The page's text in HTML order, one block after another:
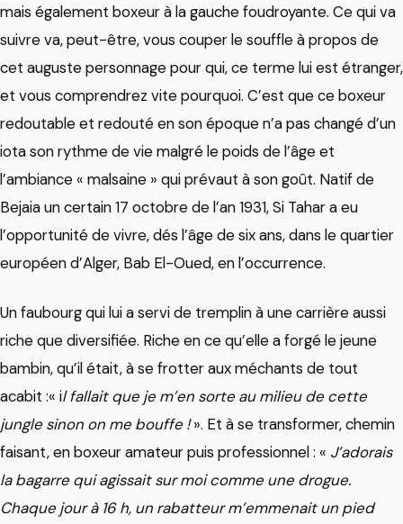
mais également boxeur à la gauche foudroyante. Ce qui va
suivre va, peut-être, vous couper le souffle à propos de
cet auguste personnage pour qui, ce terme lui est étranger,
et vous comprendrez vite pourquoi. C’est que ce boxeur
redoutable et redouté en son époque n’a pas changé d’un
iota son rythme de vie malgré le poids de l’âge et
l’ambiance « malsaine » qui prévaut à son goût. Natif de
Bejaia un certain 17 octobre de l’an 1931, Si Tahar a eu
l’opportunité de vivre, dés l’âge de six ans, dans le quartier
européen d’Alger, Bab El-Oued, en l’occurrence.
Un faubourg qui lui a servi de tremplin à une carrière aussi
riche que diversifiée. Riche en ce qu’elle a forgé le jeune
bambin, qu’il était, à se frotter aux méchants de tout
acabit :« il fallait que je m’en sorte au milieu de cette
jungle sinon on me bouffe !». Et à se transformer, chemin
faisant, en boxeur amateur puis professionnel : « J’adorais
la bagarre qui agissait sur moi comme une drogue.
Chaque jour à 16 h, un rabatteur m’emmenait un pied